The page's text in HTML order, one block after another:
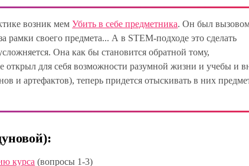
возник мемУбить в себе предметника. Он был
рамки своего предмета... А в STEM-подходе это сделать
Она как бы становится обратной тому,
открыл для себя возможности разумной жизни и учебы и
и артефактов), теперь придется отыскивать в них
курса (вопросы 1-3)